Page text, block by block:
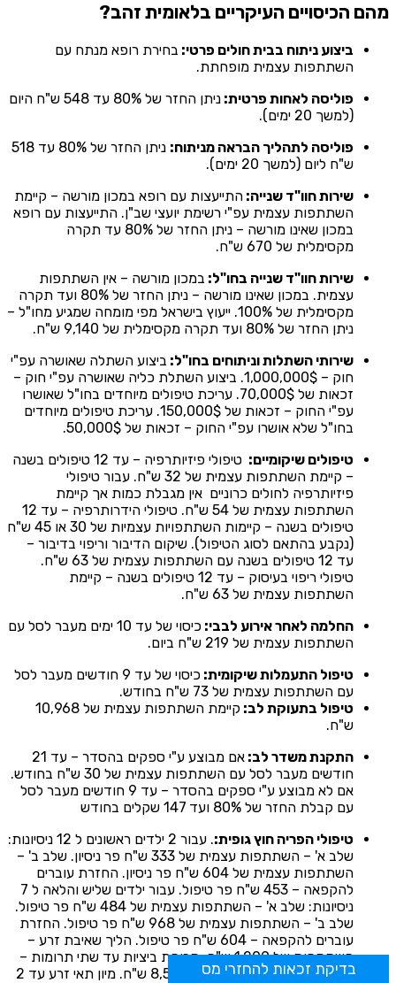
מהם הכיסויים העיקריים בלאומית זהב?
ביצוע ניתוח בבית חולים פרטי: בחירת רופא מנתח עם
השתתפות עצמית מופחתת.
פוליסה לאחות פרטית:
ניתן החזר של 80% עד 548 ש"ח היום
(למשך 20 ימים).
פוליסה לתהליך הבראה מניתוח:
ניתן החזר של 80% עד 518
ש"ח ליום (למשך 20 ימים).
שירות חוו"ד שנייה: התייעצות עם רופא במכון מורשה – קיימת
השתתפות עצמית עפ"י רשימת יועצי שב"ן. התייעצות עם רופא
במכון שאינו מורשה – ניתן החזר של 80% עד תקרה
מקסימלית של 670 ש"ח.
שירות חוו"ד שנייה בחו"ל: במכון מורשה – אין השתתפות
עצמית. במכון שאינו מורשה – ניתן החזר של 80% ועד תקרה
מקסימלית של 100%. ייעוץ בישראל מפי מומחה שמגיע מחו"ל –
ניתן החזר של 80% ועד תקרה מקסימלית של 9,140 ש"ח.
שירותי השתלות וניתוחים בחו"ל: ביצוע השתלה שאושרה עפ"י
חוק – 1,000,000$. ביצוע השתלת כליה שאושרה עפ"י חוק –
זכאות של 70,000$. עריכת טיפולים מיוחדים בחו"ל שאושרו
עפ"י החוק – זכאות של 150,000$. עריכת טיפולים מיוחדים
בחו"ל שלא אושרו עפ"י החוק – זכאות של 50,000$.
טיפולים שיקומיים:
טיפולי פיזיותרפיה – עד 12 טיפולים בשנה
– קיימת השתתפות עצמית של 32 ש"ח. עבור טיפולי
פיזיותרפיה לחולים כרוניים אין מגבלת כמות אך קיימת
השתתפות עצמית של 54 ש"ח. טיפולי הידרותרפיה – עד 12
טיפולים בשנה – קיימות השתתפויות עצמיות של 30 או 45 ש"ח
(נקבע בהתאם לסוג הטיפול). שיקום הדיבור וריפוי בדיבור –
עד 12 טיפולים בשנה עם השתתפות עצמית של 63 ש"ח.
טיפולי ריפוי בעיסוק – עד 12 טיפולים בשנה – קיימת
השתתפות עצמית של 63 ש"ח.
החלמה לאחר אירוע לבבי:
כיסוי של עד 10 ימים מעבר לסל עם
השתתפות עצמית של 219 ש"ח ביום.
טיפול התעמלות שיקומית:
כיסוי של עד 9 חודשים מעבר לסל
עם השתתפות עצמית של 73 ש"ח בחודש.
טיפול בתעוקת לב:
קיימת השתתפות עצמית של 10,968
ש"ח.
התקנת משדר לב:
אם מבוצע ע"י ספקים בהסדר – עד 21
חודשים מעבר לסל עם השתתפות עצמית של 30 ש"ח בחודש.
אם לא מבוצע ע"י ספקים בהסדר – עד 9 חודשים מעבר לסל
עם קבלת החזר של 80% ועד 147 שקלים בחודש
טיפולי הפריה חוץ גופית:
. עבור 2 ילדים ראשונים ל 12 ניסיונות:
שלב א' – השתתפות עצמית של 333 ש"ח פר ניסיון. שלב ב' –
השתתפות עצמית של 604 ש"ח פר ניסיון. החזרת עוברים
להקפאה – 453 ש"ח פר טיפול. עבור ילדים שליש והלאה ל 7
ניסיונות: שלב א' – השתתפות עצמית של 484 ש"ח פר טיפול.
שלב ב' – השתתפות עצמית של 968 ש"ח פר טיפול. החזרת
עוברים להקפאה – 604 ש"ח פר טיפול. הליך שאיבת זרע –
השתתפות של 1,209 ש"ח. תרופת ביציות עד שתי תרומות –
החזר של 80% ועד תקרה של 8,531 ש"ח. מיון תאי זרע עד 2
בדיקת זכאות להחזרי מס